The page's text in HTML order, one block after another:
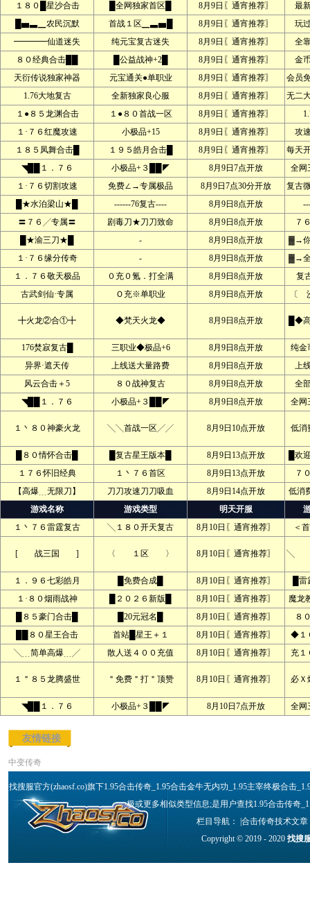
１８０█星沙合击 █全网独家首区█ 8月9日〖通宵推荐〗
最
█▅▃▁农民沉默
首战１区▁▃▅█ 8月9日〖通宵推荐〗
玩
━━━━仙道迷失
纯元宝复古迷失 8月9日〖通宵推荐〗
全
８０经典合击██
█公益战神+2█ 8月9日〖通宵推荐〗
金
天衍传说独家神器
元宝通关●单职业 8月9日〖通宵推荐〗
会员
1.76大地复古
全新独家良心服 8月9日〖通宵推荐〗
无二
１●８５龙渊合击
１●８０首战一区 8月9日〖通宵推荐〗
１·７６红魔攻速
小极品+15 8月9日〖通宵推荐〗
攻
１８５凤舞合击█
１９５皓月合击█ 8月9日〖通宵推荐〗
每天
◥██１．７６
小极品+３██◤ 8月9日7点开放
全网
１·７６切割攻速
免费∠→专属极品 8月9日7点30分开放
复古
█★水泊梁山★█
------76复古---- 8月9日8点开放
〓７６╱专属〓
剧毒刀★刀刀致命 8月9日8点开放
７
█★渝三刀★█
- 8月9日8点开放
▓→
１·７６缘分传奇
- 8月9日8点开放
▓→
１．７６敬天极品
０充０氪．打全满 8月9日8点开放
复
古武剑仙·专属
Ｏ充※单职业 8月9日8点开放 〔
╋火龙②合①╋ ◆梵天火龙◆ 8月9日8点开放 █◆
176焚寂复古█ 三职业◆极品+6 8月9日8点开放
纯
异界·遮天传
上线送大量路费 8月9日8点开放
上
风云合击＋5
８０战神复古 8月9日8点开放
全
◥██１．７６
小极品+３██◤ 8月9日8点开放 全网
１丶８０神豪火龙 ╲╲首战一区╱╱ 8月9日10点开放 低
█８０情怀合击█ █复古星王版本█ 8月9日13点开放
█欢
１７６怀旧经典
１丶７６首区 8月9日13点开放
７
【高爆﹍无限刀】
刀刀攻速刀刀吸血 8月9日14点开放
低消
游戏名称
游戏类型 明天开服
１丶７６雷霆复古
╲１８０开天复古 8月10日〖通宵推荐〗 ＜
[ 战三国 ] 〈 １区 〉 8月10日〖通宵推荐〗 ╲
１．９６七彩皓月 █免费合成█ 8月10日〖通宵推荐〗
█
１·８０烟雨战神
█２０２６新版█ 8月10日〖通宵推荐〗
魔龙
█８５豪门合击█
█20元冠名█ 8月10日〖通宵推荐〗
８
██８０星王合击
首站█星王＋１ 8月10日〖通宵推荐〗
◆１
╲﹍简单高爆﹍╱
散人送４００充值 8月10日〖通宵推荐〗 充１
１＂８５龙腾盛世 ＂免费＂打＂顶赞 8月10日〖通宵推荐〗 必Ｘ
◥██１．７６ 小极品+３██◤ 8月10日7点开放 全网
友情链接
中变传奇
找搜服官方(zhaosf.co)旗下1.95合击传奇_1.95合击金牛无内功_1.95主宰终极合击
极或更多相似类型信息;是用户查找1.95合击传奇
栏目导航： |合击传奇技术文章
Copyright © 2019 - 2020找搜